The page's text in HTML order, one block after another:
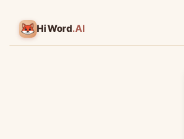
HiWord.AI